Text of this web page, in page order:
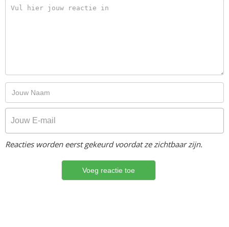
Reacties worden eerst gekeurd voordat ze zichtbaar zijn.